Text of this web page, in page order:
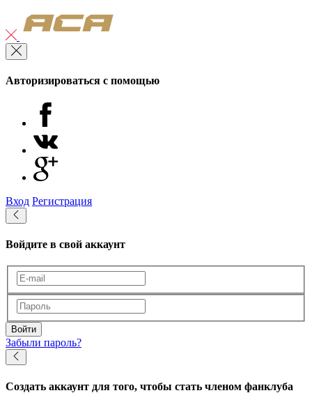
Авторизироваться с помощью
Вход Регистрация
Войдите в свой аккаунт
Войти
Забыли пароль?
Создать аккаунт для того, чтобы стать членом фанклуба